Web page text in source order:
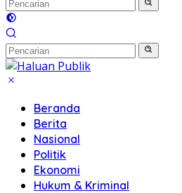
Beranda
Berita
Nasional
Politik
Ekonomi
Hukum & Kriminal